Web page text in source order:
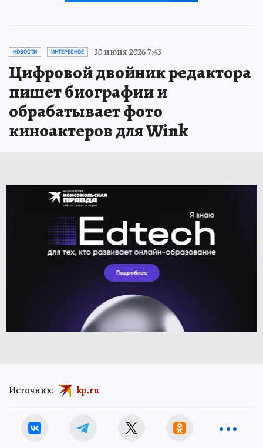
НОВОСТИ ИНТЕРЕСНОЕ 30 июня 2026 7:43
Цифровой двойник редактора
пишет биографии и
обрабатывает фото
киноактеров для Wink
Источник: kp.ru